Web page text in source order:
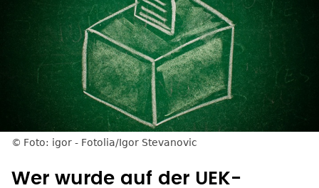
Foto: igor - Fotolia/Igor Stevanovic
Wer wurde auf der UEK-